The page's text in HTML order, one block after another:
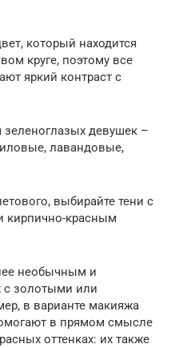
который находится
круге, поэтому все
яркий контраст с
девушек –
лавандовые,
выбирайте тени с
кирпично-красным
необычным и
с золотыми или
в варианте макияжа
в прямом смысле
оттенках: их также